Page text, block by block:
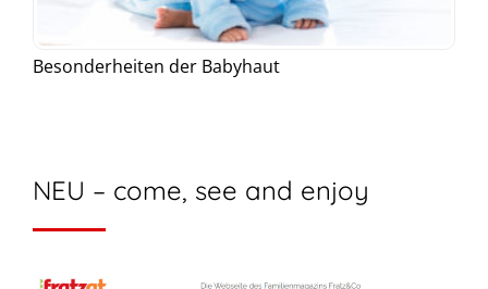
Besonderheiten der Babyhaut
NEU – come, see and enjoy